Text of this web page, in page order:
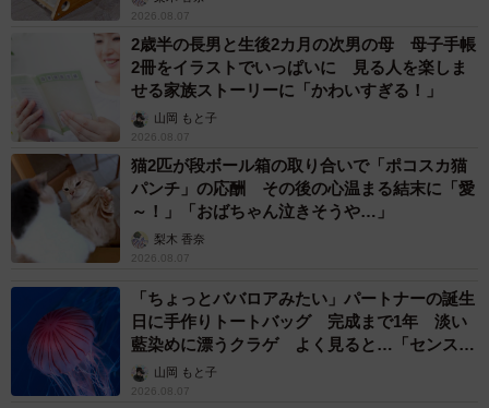
2026.08.07
2歳半の長男と生後2カ月の次男の母 母子手帳
2冊をイラストでいっぱいに 見る人を楽しま
せる家族ストーリーに「かわいすぎる！」
山岡 もと子
2026.08.07
猫2匹が段ボール箱の取り合いで「ポコスカ猫
パンチ」の応酬 その後の心温まる結末に「愛
～！」「おばちゃん泣きそうや…」
梨木 香奈
2026.08.07
「ちょっとババロアみたい」パートナーの誕生
日に手作りトートバッグ 完成まで1年 淡い
藍染めに漂うクラゲ よく見ると…「センスす
ごい」山岡 もと子
2026.08.07